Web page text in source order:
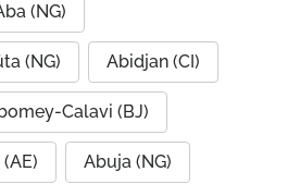
(NG)
(NG) Abidjan (CI)
Calavi (BJ)
Abu Dhabi, أبو ظبي (AE) Abuja (NG)